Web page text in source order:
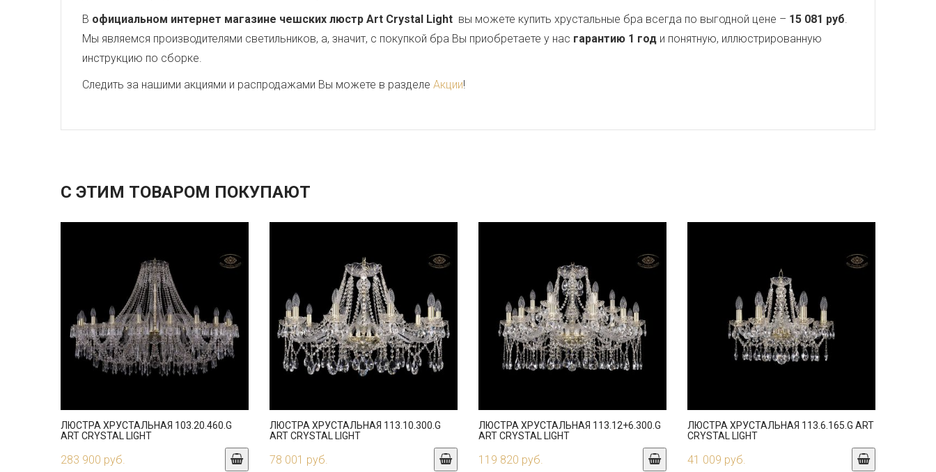
В официальном интернет магазине чешских люстр Art Crystal Light вы можете купить хрустальные бра всегда по выгодной цене – 15 081 руб.
Мы являемся производителями светильников, а, значит, с покупкой бра Вы приобретаете у нас гарантию 1 год и понятную, иллюстрированную
инструкцию по сборке.
Следить за нашими акциями и распродажами Вы можете в разделе Акции!
С ЭТИМ ТОВАРОМ ПОКУПАЮТ
ЛЮСТРА ХРУСТАЛЬНАЯ 103.20.460.G
ART CRYSTAL LIGHT
283 900 руб.
ЛЮСТРА ХРУСТАЛЬНАЯ 113.10.300.G
ART CRYSTAL LIGHT
78 001 руб.
ЛЮСТРА ХРУСТАЛЬНАЯ 113.12+6.300.G
ART CRYSTAL LIGHT
119 820 руб.
ЛЮСТРА ХРУСТАЛЬНАЯ 113.6.165.G ART
CRYSTAL LIGHT
41 009 руб.